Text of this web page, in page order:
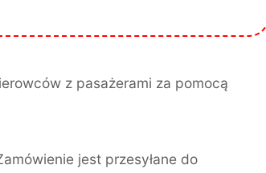
z pasażerami za pomocą
jest przesyłane do